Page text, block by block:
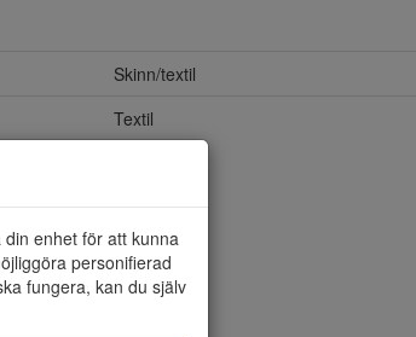
Skinn/textil
Textil
enhet för att kunna
personifierad
fungera, kan du själv